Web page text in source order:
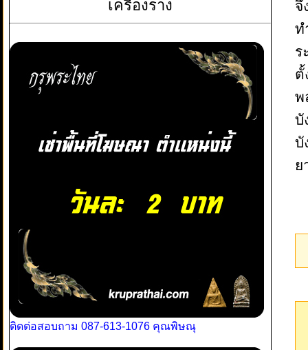
เครื่องราง
ติดต่อสอบถาม 087-613-1076 คุณพิษณุ
จึ
ท
ร
ตั้
พ
บั
บั
ย